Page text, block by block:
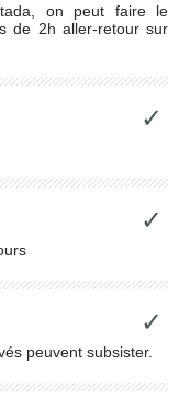
on peut faire le
de 2h aller-retour sur
✓
✓
✓
peuvent subsister.